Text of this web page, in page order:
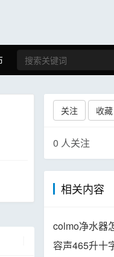
关注 收藏
0 人关注
相关内容
colmo净水器
容声465升十